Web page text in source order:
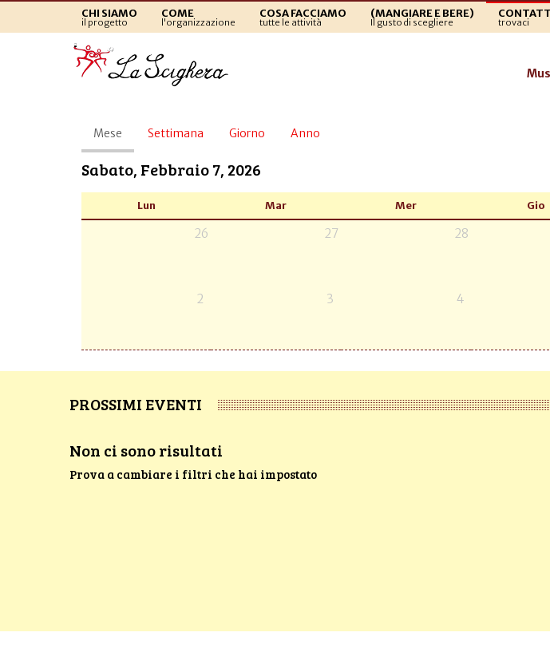
CHI SIAMO
il progetto
COME
l'organizzazione
COSA FACCIAMO
tutte le attività
(MANGIARE E BERE)
Il gusto di scegliere trovaci
Schede
primarie
Mese (scheda
attiva)
Settimana Giorno Anno
Sabato, Febbraio 7, 2026
Lun Mar Mer Gio
26 27 28
2 3 4
PROSSIMI EVENTI
Non ci sono risultati
Prova a cambiare i filtri che hai impostato